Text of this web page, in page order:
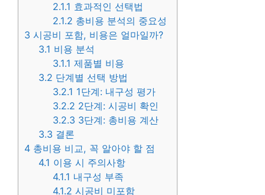
2.1.1 효과적인 선택법
2.1.2 총비용 분석의 중요성
3 시공비 포함, 비용은 얼마일까?
3.1 비용 분석
3.1.1 제품별 비용
3.2 단계별 선택 방법
3.2.1 1단계: 내구성 평가
3.2.2 2단계: 시공비 확인
3.2.3 3단계: 총비용 계산
3.3 결론
4 총비용 비교, 꼭 알아야 할 점
4.1 이용 시 주의사항
4.1.1 내구성 부족
4.1.2 시공비 미포함